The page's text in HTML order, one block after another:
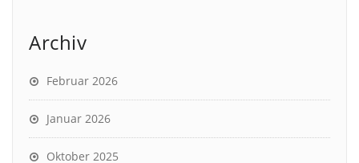
Archiv
Februar 2026
Januar 2026
Oktober 2025